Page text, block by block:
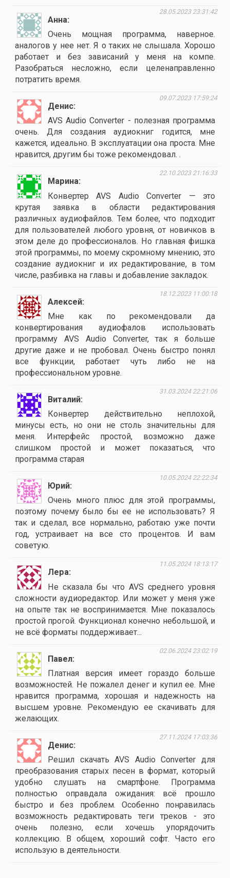
Анна
28.05.2023 23:31:42
Очень мощная программа, наверное.
аналогов у нее нет. Я о таких не слышала. Хорошо
работает и без зависаний у меня на компе.
Разобраться несложно, если целенаправленно
потратить время.
Денис
09.07.2023 17:59:24
AVS Audio Converter - полезная программа
очень. Для создания аудиокниг годится, мне
кажется, идеально. В эксплуатации она проста. Мне
нравится, другим бы тоже рекомендовал. .
Марина
22.10.2023 21:16:33
Конвертер AVS Audio Converter — это
крутая заявка в области редактирования
различных аудиофайлов. Тем более, что подходит
для пользователей любого уровня, от новичков в
этом деле до профессионалов. Но главная фишка
этой программы, по моему скромному мнению, это
создание аудиокниг и их редактирование, в том
числе, разбивка на главы и добавление закладок.
Алексей
18.12.2023 11:00:18
Мне как по рекомендовали да
конвертирования аудиофалов использовать
программу AVS Audio Converter, так я больше
другие даже и не пробовал. Очень быстро понял
все функции, работает чуть либо не на
профессиональном уровне.
Виталий
31.03.2024 22:21:06
Конвертер действительно неплохой,
минусы есть, но они не столь значительны для
меня. Интерфейс простой, возможно даже
слишком простой и может показаться, что
программа старая
Юрий
10.05.2024 22:22:34
Очень много плюс для этой программы,
поэтому почему было бы ее не использовать? Я
так и сделал, все нормально, работаю уже почти
год, устраивает на все сто процентов. И вам
советую.
Лера
11.05.2024 18:13:17
Не сказала бы что AVS среднего уровня
сложности аудиоредактор. Или может у меня уже
на опыте так не воспринимается. Мне показалось
простой прогой. Функционал конечно небольшой, и
не всё форматы поддерживает...
Павел
02.06.2024 23:02:19
Платная версия имеет гораздо больше
возможностей. Не пожалел денег и купил ее. Мне
нравится программа, хорошая и надежность на
высшем уровне. Рекомендую ее скачивать для
желающих.
Денис
27.11.2024 17:03:36
Решил скачать AVS Audio Converter для
преобразования старых песен в формат, который
удобно слушать на смартфоне. Программа
полностью оправдала ожидания: всё прошло
быстро и без проблем. Особенно понравилась
возможность редактировать теги треков - это
очень полезно, если хочешь упорядочить
коллекцию. В общем, хороший софт. Часто его
использую в деятельности.